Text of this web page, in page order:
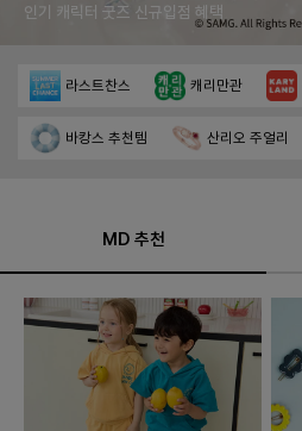
인기 캐릭터 굿즈 신규입점 혜택
라스트찬스 캐리만관
바캉스 추천템 산리오 주얼리
MD 추천